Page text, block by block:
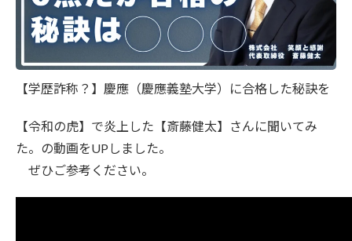
【学歴詐称？】慶應（慶應義塾大学）に合格した秘訣を
【令和の虎】で炎上した【斎藤健太】さんに聞いてみ
た。の動画をUPしました。
ぜひご参考ください。